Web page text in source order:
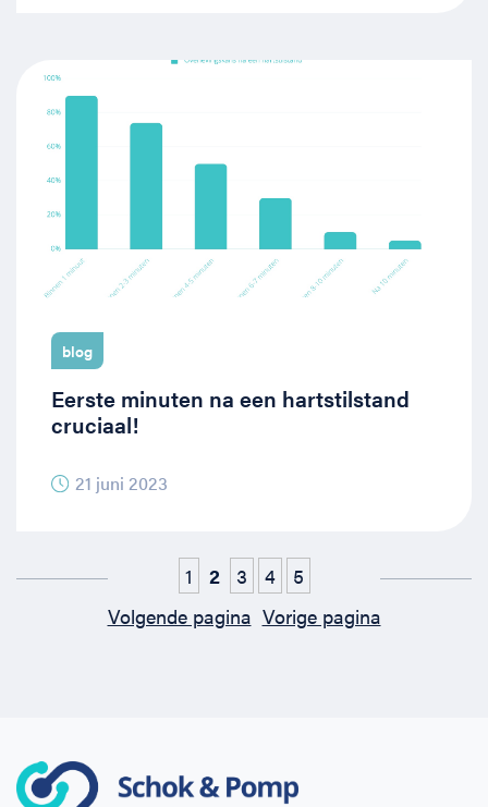
blog
Eerste minuten na een hartstilstand
cruciaal!
21 juni 2023
1 2 3 4
5
Volgende pagina Vorige pagina